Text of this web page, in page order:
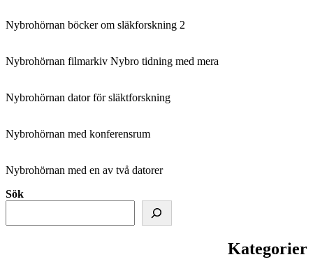
Nybrohörnan böcker om släkforskning 2
Nybrohörnan filmarkiv Nybro tidning med mera
Nybrohörnan dator för släktforskning
Nybrohörnan med konferensrum
Nybrohörnan med en av två datorer
Sök
Kategorier